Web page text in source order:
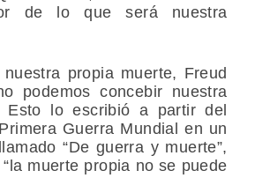
de lo que será nuestra
propia muerte, Freud
podemos concebir nuestra
Esto lo escribió a partir del
Guerra Mundial en un
“De guerra y muerte”,
muerte propia no se puede